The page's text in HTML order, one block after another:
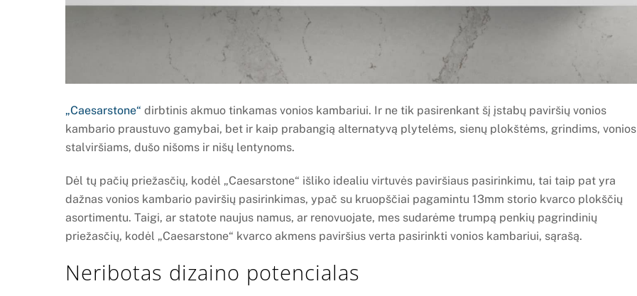
„Caesarstone“ dirbtinis akmuo tinkamas vonios kambariui. Ir ne tik pasirenkant šį įstabų paviršių vonios
kambario praustuvo gamybai, bet ir kaip prabangią alternatyvą plytelėms, sienų plokštėms, grindims, vonios
stalviršiams, dušo nišoms ir nišų lentynoms.
Dėl tų pačių priežasčių, kodėl „Caesarstone“ išliko idealiu virtuvės paviršiaus pasirinkimu, tai taip pat yra
dažnas vonios kambario paviršių pasirinkimas, ypač su kruopščiai pagamintu 13mm storio kvarco plokščių
asortimentu. Taigi, ar statote naujus namus, ar renovuojate, mes sudarėme trumpą penkių pagrindinių
priežasčių, kodėl „Caesarstone“ kvarco akmens paviršius verta pasirinkti vonios kambariui, sąrašą.
Neribotas dizaino potencialas